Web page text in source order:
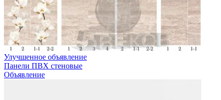
Улучшенное объявление
Панели ПВХ стеновые
Объявление